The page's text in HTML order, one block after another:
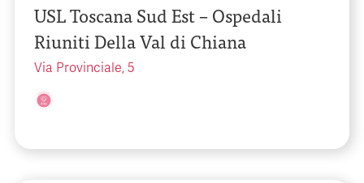
USL Toscana Sud Est – Ospedali
Riuniti Della Val di Chiana
Via Provinciale, 5